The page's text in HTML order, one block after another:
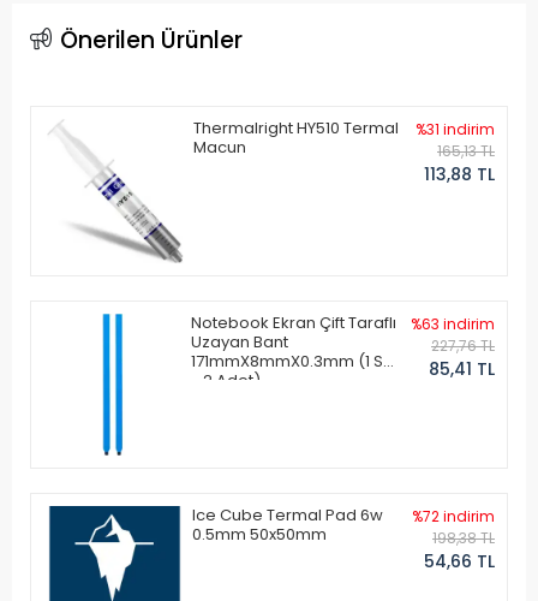
Önerilen Ürünler
Thermalright HY510 Termal
Macun
%31 indirim
165,13 TL
113,88 TL
Notebook Ekran Çift Taraflı
Uzayan Bant
171mmX8mmX0.3mm (1 Set
- 2 Adet)
%63 indirim
227,76 TL
85,41 TL
Ice Cube Termal Pad 6w
0.5mm 50x50mm
%72 indirim
198,38 TL
54,66 TL